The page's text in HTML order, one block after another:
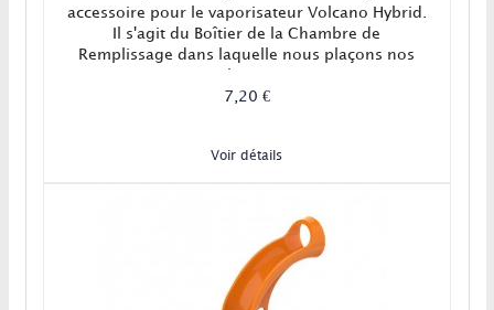
accessoire pour le vaporisateur Volcano Hybrid.
Il s'agit du Boîtier de la Chambre de
Remplissage dans laquelle nous plaçons nos
7,20 €
Voir détails